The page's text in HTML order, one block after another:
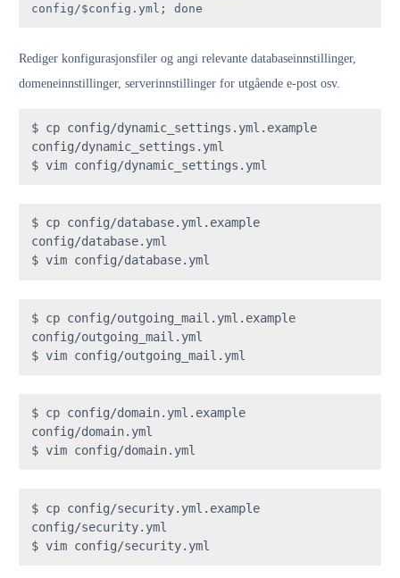
config/$config.yml; done
Rediger konfigurasjonsfiler og angi relevante databaseinnstillinger,
domeneinnstillinger, serverinnstillinger for utgående e-post osv.
$ cp config/dynamic_settings.yml.example
config/dynamic_settings.yml
$ vim config/dynamic_settings.yml
$ cp config/database.yml.example
config/database.yml
$ vim config/database.yml
$ cp config/outgoing_mail.yml.example
config/outgoing_mail.yml
$ vim config/outgoing_mail.yml
$ cp config/domain.yml.example
config/domain.yml
$ vim config/domain.yml
$ cp config/security.yml.example
config/security.yml
$ vim config/security.yml